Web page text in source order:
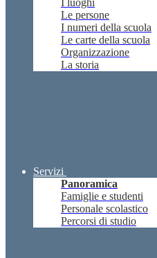
I luoghi
Le persone
I numeri della scuola
Le carte della scuola
Organizzazione
La storia
Servizi
Panoramica
Famiglie e studenti
Personale scolastico
Percorsi di studio